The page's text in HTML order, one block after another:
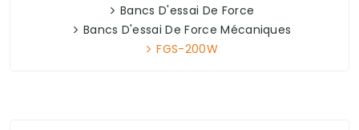
Bancs D'essai De Force
Bancs D'essai De Force Mécaniques
FGS-200W